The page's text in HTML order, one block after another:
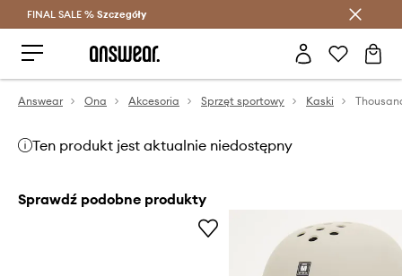
Oszczędzaj z Answear Club >
FINAL SALE % Szczegóły
Answear Ona Akcesoria Sprzęt sportowy Kaski
Ten produkt jest aktualnie niedostępny
Sprawdź podobne produkty